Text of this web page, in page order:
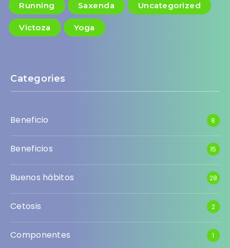
Running Saxenda Uncategorized
Victoza Yoga
Categories
Beneficio 8
Beneficios 15
Buenos hábitos 28
Cetosis 2
Componentes 1